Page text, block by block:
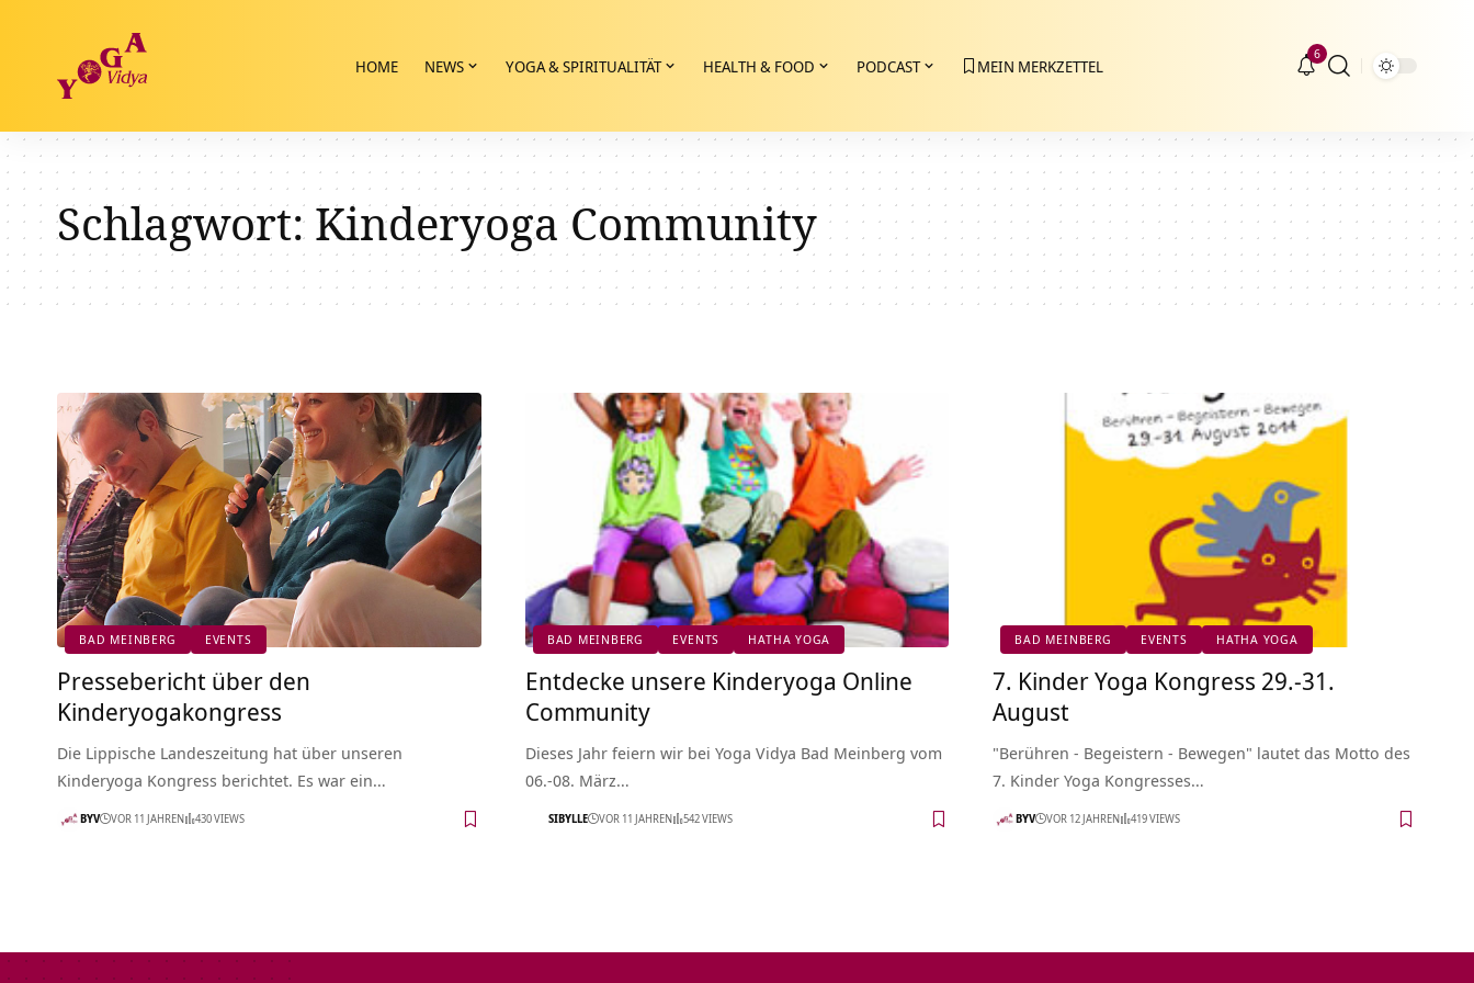
HOME NEWS YOGA & SPIRITUALITÄT HEALTH & FOOD PODCAST MEIN MERKZETTEL
6
Schlagwort:Kinderyoga Community
BAD MEINBERG EVENTS
Pressebericht über den
Kinderyogakongress
Die Lippische Landeszeitung hat über unseren
Kinderyoga Kongress berichtet. Es war ein…
BYV VOR 11 JAHREN 430 VIEWS
BAD MEINBERG EVENTS HATHA YOGA
Entdecke unsere Kinderyoga Online
Community
Dieses Jahr feiern wir bei Yoga Vidya Bad Meinberg vom
06.-08. März…
SIBYLLE VOR 11 JAHREN 542 VIEWS
BAD MEINBERG EVENTS HATHA YOGA
7. Kinder Yoga Kongress 29.-31.
August
"Berühren - Begeistern - Bewegen" lautet das Motto des
7. Kinder Yoga Kongresses…
BYV VOR 12 JAHREN 419 VIEWS